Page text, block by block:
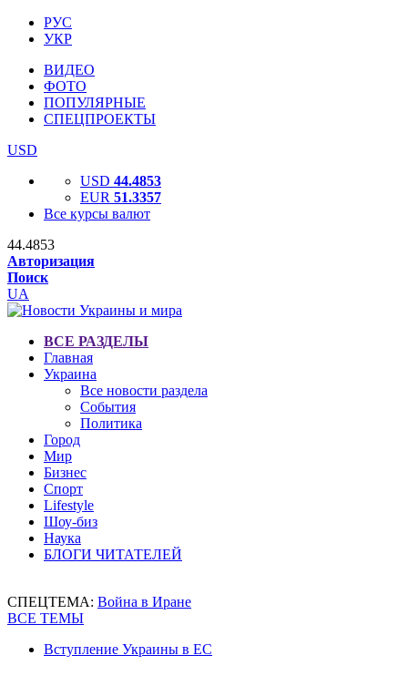
РУС
УКР
ВИДЕО
ФОТО
ПОПУЛЯРНЫЕ
СПЕЦПРОЕКТЫ
USD
USD 44.4853
EUR 51.3357
Все курсы валют
44.4853
Авторизация
Поиск
UA
ВСЕ РАЗДЕЛЫ
Главная
Украина
Все новости раздела
События
Политика
Город
Мир
Бизнес
Спорт
Lifestyle
Шоу-биз
Наука
БЛОГИ ЧИТАТЕЛЕЙ
СПЕЦТЕМА: Война в Иране
ВСЕ ТЕМЫ
Вступление Украины в ЕС